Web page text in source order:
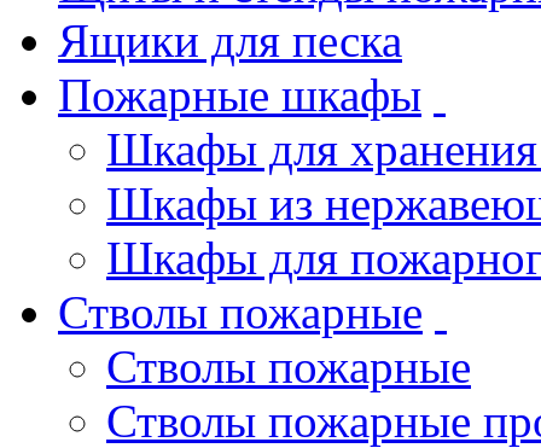
Ящики для песка
Пожарные шкафы
Шкафы для хранения
Шкафы из
Шкафы для
Стволы пожарные
Стволы пожарные
Стволы пожарные